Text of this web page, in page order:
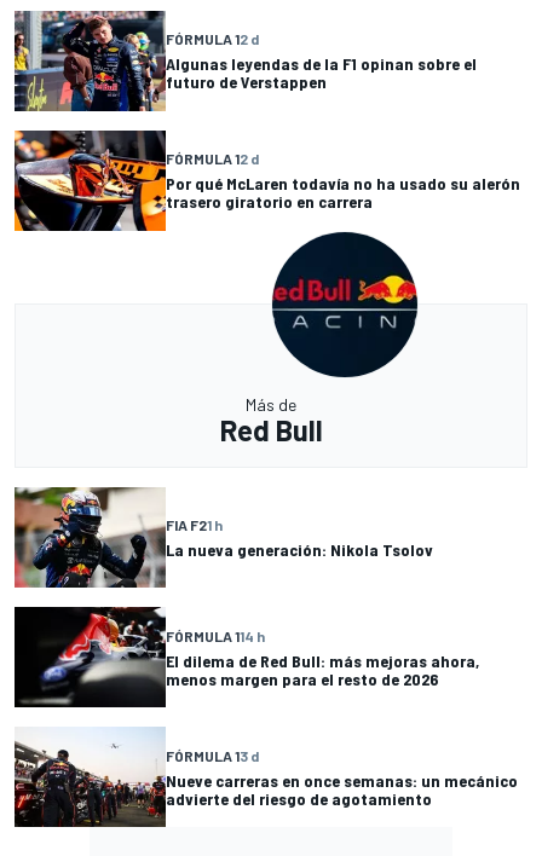
FÓRMULA 12 d
Algunas leyendas de la F1 opinan sobre el
futuro de Verstappen
FÓRMULA 12 d
Por qué McLaren todavía no ha usado su alerón
trasero giratorio en carrera
Más de
Red Bull
FIA F21 h
La nueva generación: Nikola Tsolov
FÓRMULA 114 h
El dilema de Red Bull: más mejoras ahora,
menos margen para el resto de 2026
FÓRMULA 13 d
Nueve carreras en once semanas: un mecánico
advierte del riesgo de agotamiento